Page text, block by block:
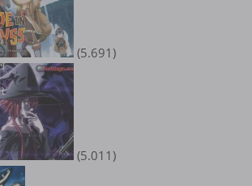
(5.691)
(5.011)